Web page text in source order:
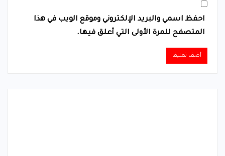
احفظ اسمي والبريد الإلكتروني وموقع الويب في هذا
المتصفح للمرة الأولى التي أعلق فيها.